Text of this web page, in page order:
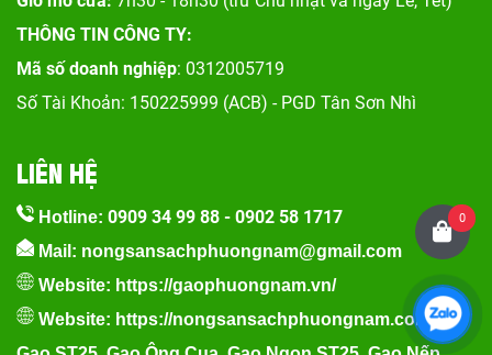
THÔNG TIN CÔNG TY:
Mã số doanh nghiệp: 0312005719
Số Tài Khoản: 150225999 (ACB) - PGD Tân Sơn Nhì
LIÊN HỆ
Hotline: 0909 34 99 88 - 0902 58 1717
Mail: nongsansachphuongnam@gmail.com
Website: https://gaophuongnam.vn/
Website: https://nongsansachphuongnam.com
0